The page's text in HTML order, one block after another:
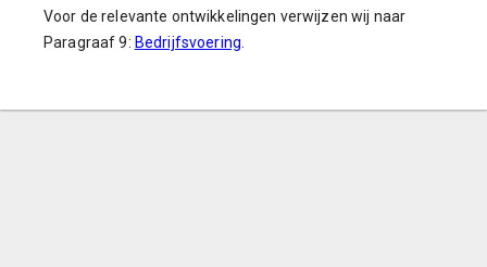
Voor de relevante ontwikkelingen verwijzen wij naar
Paragraaf 9: Bedrijfsvoering